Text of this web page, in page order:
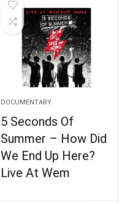
DOCUMENTARY
5 Seconds Of
Summer – How Did
We End Up Here?
Live At Wem